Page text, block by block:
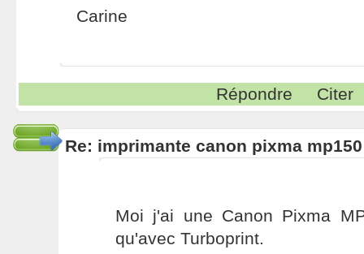
Carine
Répondre Citer
Re: imprimante canon pixma mp150
Moi j'ai une Canon Pixma
qu'avec Turboprint.